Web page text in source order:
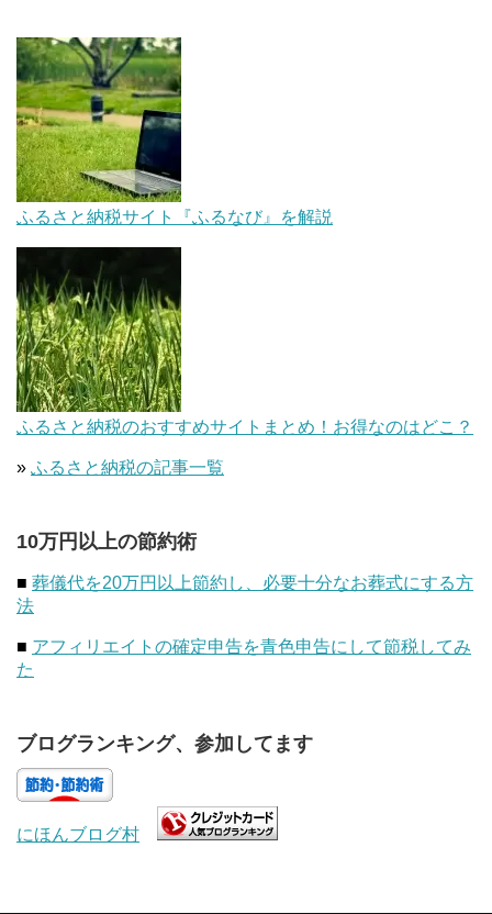
ふるさと納税サイト『ふるなび』を解説
ふるさと納税のおすすめサイトまとめ！お得なのはどこ？
» ふるさと納税の記事一覧
10万円以上の節約術
■ 葬儀代を20万円以上節約し、必要十分なお葬式にする方
法
■ アフィリエイトの確定申告を青色申告にして節税してみ
た
ブログランキング、参加してます
にほんブログ村